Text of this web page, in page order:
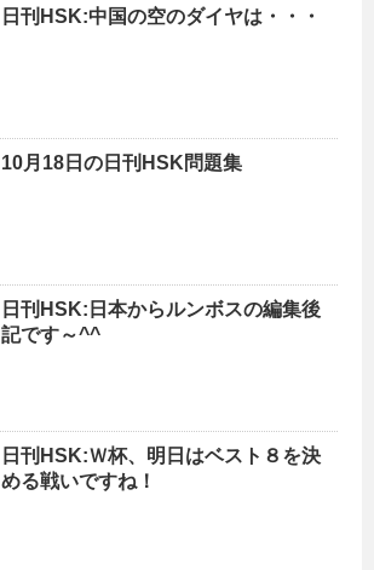
日刊HSK:中国の空のダイヤは・・・
10月18日の日刊HSK問題集
日刊HSK:日本からルンボスの編集後
記です～^^
日刊HSK:Ｗ杯、明日はベスト８を決
める戦いですね！